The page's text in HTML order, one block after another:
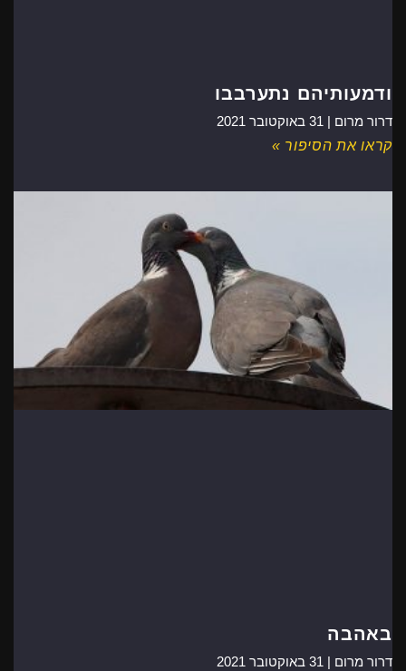
ודמעותיהם נתערבבו
דרור מרום | 31 באוקטובר 2021
קראו את הסיפור »
באהבה
דרור מרום | 31 באוקטובר 2021